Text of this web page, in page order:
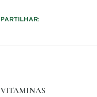
PARTILHAR:
VITAMINAS